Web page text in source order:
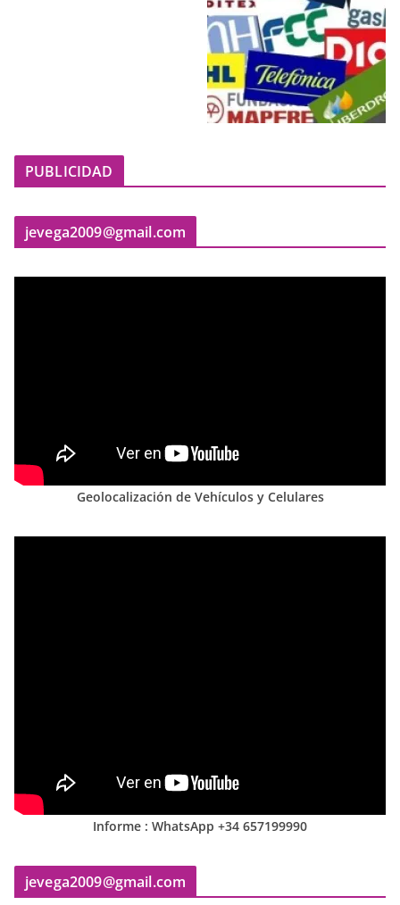
PUBLICIDAD
jevega2009@gmail.com
Geolocalización de Vehículos y Celulares
Informe : WhatsApp +34 657199990
jevega2009@gmail.com